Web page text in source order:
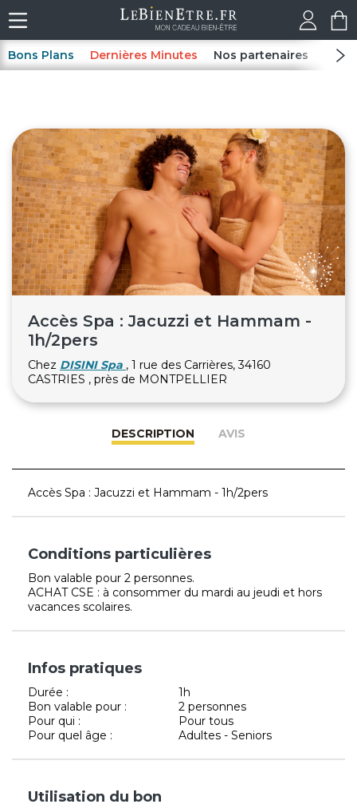
Bons Plans Dernières Minutes Nos partenaires Spas
Accès Spa : Jacuzzi et Hammam -
1h/2pers
Chez DISINI Spa , 1 rue des Carrières, 34160
CASTRIES , près de MONTPELLIER
DESCRIPTION AVIS
Accès Spa : Jacuzzi et Hammam - 1h/2pers
Conditions particulières
Bon valable pour 2 personnes.
ACHAT CSE : à consommer du mardi au jeudi et hors
vacances scolaires.
Infos pratiques
Durée :
1h
Bon valable pour :
2 personnes
Pour qui :
Pour tous
Pour quel âge :
Adultes - Seniors
Utilisation du bon